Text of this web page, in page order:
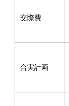
交際費
合実計画